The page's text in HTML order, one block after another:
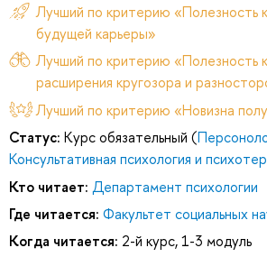
Лучший по критерию «Полезность
будущей карьеры»
Лучший по критерию «Полезность
расширения кругозора и
Лучший по критерию «Новизна
Статус: Курс обязательный (
Консультативная психология и
Кто читает: Департамент психологии
Где читается: Факультет социальных
Когда читается: 2-й курс, 1-3 модуль